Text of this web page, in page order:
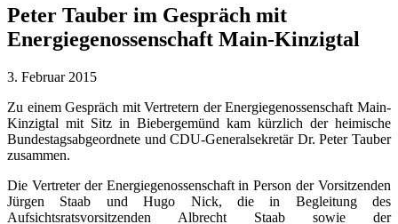
Peter Tauber im Gespräch mit
Energiegenossenschaft Main-Kinzigtal
3. Februar 2015
Zu einem Gespräch mit Vertretern der Energiegenossenschaft Main-
Kinzigtal mit Sitz in Biebergemünd kam kürzlich der heimische
Bundestagsabgeordnete und CDU-Generalsekretär Dr. Peter Tauber
zusammen.
Die Vertreter der Energiegenossenschaft in Person der Vorsitzenden
Jürgen Staab und Hugo Nick, die in Begleitung des
Aufsichtsratsvorsitzenden Albrecht Staab sowie der